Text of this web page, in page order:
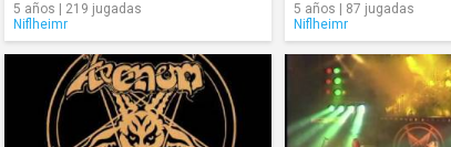
5 años | 219 jugadas
Niflheimr
5 años | 87 jugadas
Niflheimr